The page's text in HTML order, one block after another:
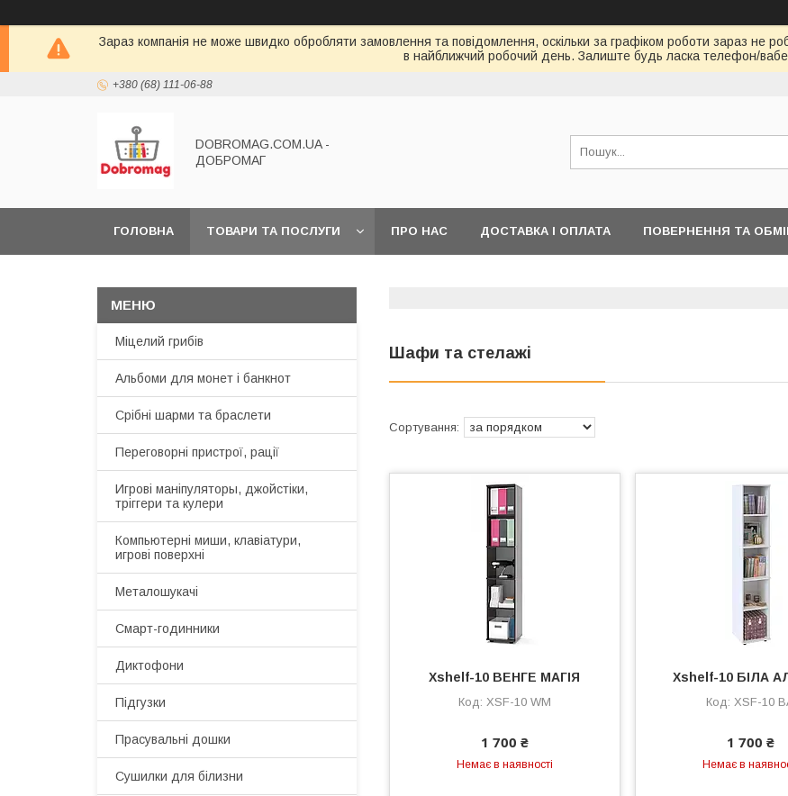
Зараз компанія не може швидко обробляти замовлення та повідомлення, оскільки за графіком роботи зараз не
в найближчий робочий день. Залиште будь ласка телефон/
+380 (68) 111-06-88
DOBROMAG.COM.UA -
ДОБРОМАГ
ГОЛОВНА ТОВАРИ ТА ПОСЛУГИ ПРО НАС ДОСТАВКА І ОПЛАТА ПОВЕРНЕННЯ ТА
Шафи та стелажі
Xshelf-10 ВЕНГЕ МАГІЯ
XSF-10 WM
1 700 ₴
Немає в наявності
Xshelf-10 БIЛА
XSF-10
1 700 ₴
Немає в
Міцелий грибів
Альбоми для монет і банкнот
Срібні шарми та браслети
Переговорні пристрої, рації
Игрові маніпуляторы, джойстіки,
тріггери та кулери
Компьютерні миши, клавіатури,
игрові поверхні
Металошукачі
Смарт-годинники
Диктофони
Підгузки
Прасувальні дошки
Сушилки для білизни